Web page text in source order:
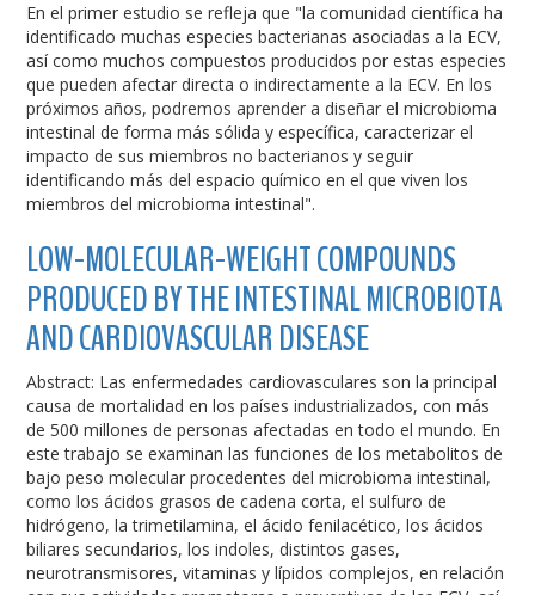
En el primer estudio se refleja que "la comunidad científica ha
identificado muchas especies bacterianas asociadas a la ECV,
así como muchos compuestos producidos por estas especies
que pueden afectar directa o indirectamente a la ECV. En los
próximos años, podremos aprender a diseñar el microbioma
intestinal de forma más sólida y específica, caracterizar el
impacto de sus miembros no bacterianos y seguir
identificando más del espacio químico en el que viven los
miembros del microbioma intestinal".
LOW-MOLECULAR-WEIGHT COMPOUNDS
PRODUCED BY THE INTESTINAL MICROBIOTA
AND CARDIOVASCULAR DISEASE
Abstract: Las enfermedades cardiovasculares son la principal
causa de mortalidad en los países industrializados, con más
de 500 millones de personas afectadas en todo el mundo. En
este trabajo se examinan las funciones de los metabolitos de
bajo peso molecular procedentes del microbioma intestinal,
como los ácidos grasos de cadena corta, el sulfuro de
hidrógeno, la trimetilamina, el ácido fenilacético, los ácidos
biliares secundarios, los indoles, distintos gases,
neurotransmisores, vitaminas y lípidos complejos, en relación